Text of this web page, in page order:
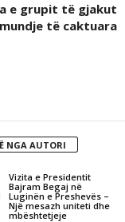
e grupit të gjakut
të caktuara
NGA AUTORI
Vizita e Presidentit
Bajram Begaj në
Luginën e Preshevës –
Një mesazh uniteti dhe
mbështetjeje